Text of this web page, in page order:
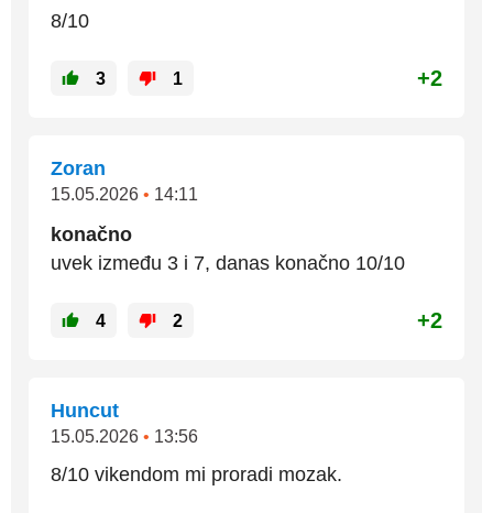
8/10
3 1 +2
Zoran
15.05.2026 • 14:11
konačno
uvek između 3 i 7, danas konačno 10/10
4 2 +2
Huncut
15.05.2026 • 13:56
8/10 vikendom mi proradi mozak.